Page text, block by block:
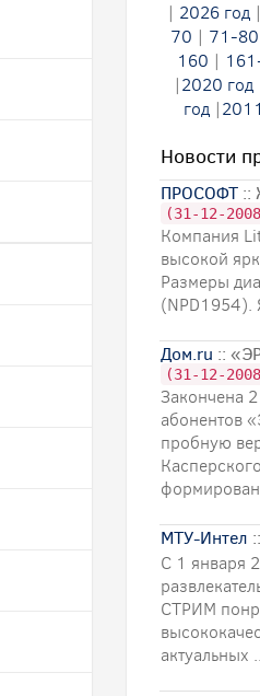
| 2026 год |
70 | 71-80
160 |
|2020 год
год|
Новости
ПРОСОФТ ::
(31-12-
Компания
высокой
Размеры
(NPD1954).
Дом.ru ::
(31-12-
Закончена
абонентов
пробную
МТУ-Интел
С 1 января
СТРИМ
актуальных